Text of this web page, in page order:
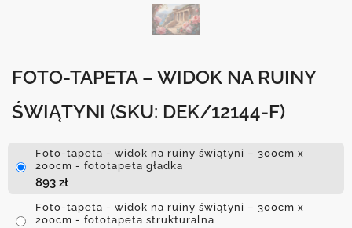
FOTO-TAPETA – WIDOK NA RUINY
ŚWIĄTYNI (SKU: DEK/12144-F)
Foto-tapeta - widok na ruiny świątyni – 300cm x
200cm - fototapeta gładka
893 zł
Foto-tapeta - widok na ruiny świątyni – 300cm x
200cm - fototapeta strukturalna